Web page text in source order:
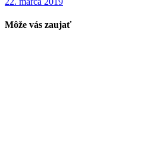
Môže vás zaujať